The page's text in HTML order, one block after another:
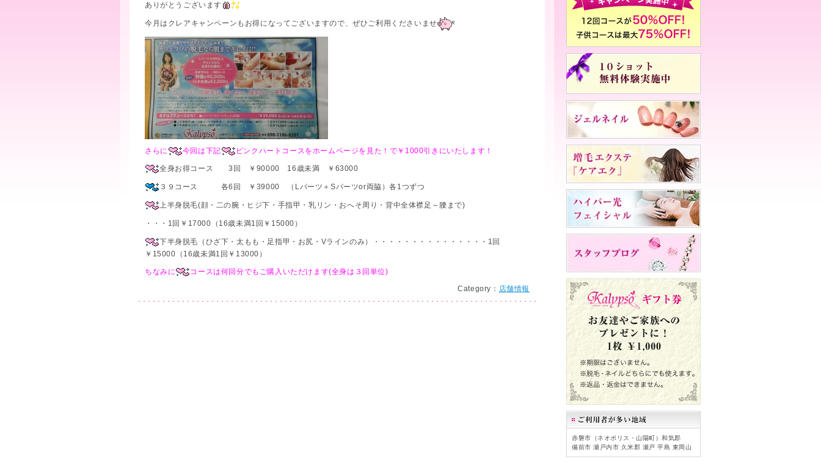
ありがとうございます
今月はクレアキャンペーンもお得になってございますので、ぜひご利用くださいませ
さらに 今回は下記 ピンクハートコースをホームページを見た！で￥1000引きにいたします！
全身お得コース 3回 ￥90000 16歳未満 ￥63000
３９コース 各6回 ￥39000 （Lパーツ＋Sパーツor両脇）各1つずつ
上半身脱毛(顔・二の腕・ヒジ下・手指甲・乳リン・おへそ周り・背中全体襟足～腰まで)
・・・1回￥17000（16歳未満1回￥15000）
下半身脱毛（ひざ下・太もも・足指甲・お尻・Vラインのみ）・・・・・・・・・・・・・・・1回
￥15000（16歳未満1回￥13000）
ちなみに
コースは何回分でもご購入いただけます(全身は３回単位)
Category： 店舗情報
赤磐市（ネオポリス・山陽町）和気郡
備前市 瀬戸内市 久米郡 瀬戸 平島 東岡山